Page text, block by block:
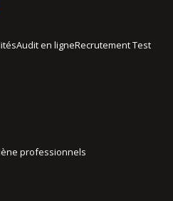
Audit en ligneRecrutement Test
professionnels